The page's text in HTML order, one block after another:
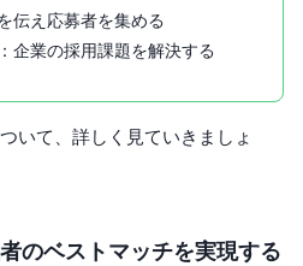
伝え応募者を集める
企業の採用課題を解決する
いて、詳しく見ていきましょ
のベストマッチを実現する